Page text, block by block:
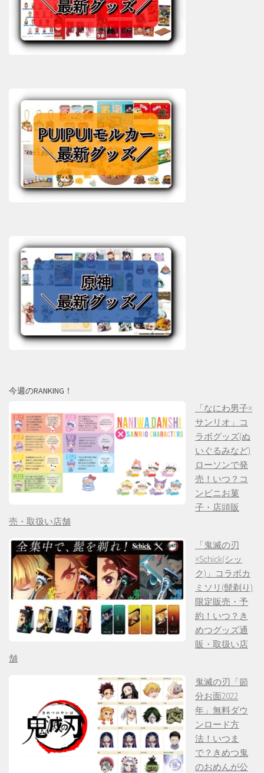
今週のRANKING！
「なにわ男子×
サンリオ」コ
ラボグッズ(ぬ
いぐるみなど)
ローソンで発
売！いつ？コ
ンビニお菓
子・店頭販
売・取扱い店舗
「鬼滅の刃
×Schick(シッ
ク)」コラボカ
ミソリ(髭剃り)
限定販売・予
約！いつ？き
めつグッズ通
販・取扱い店
舗
鬼滅の刃「節
分お面2022
年」無料ダウ
ンロード方
法！いつま
で？きめつ鬼
のおめんが公